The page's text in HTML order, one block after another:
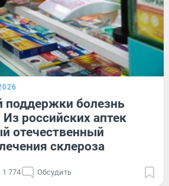
поддержки болезнь
Из российских аптек
отечественный
склероза
1 774 Обсудить